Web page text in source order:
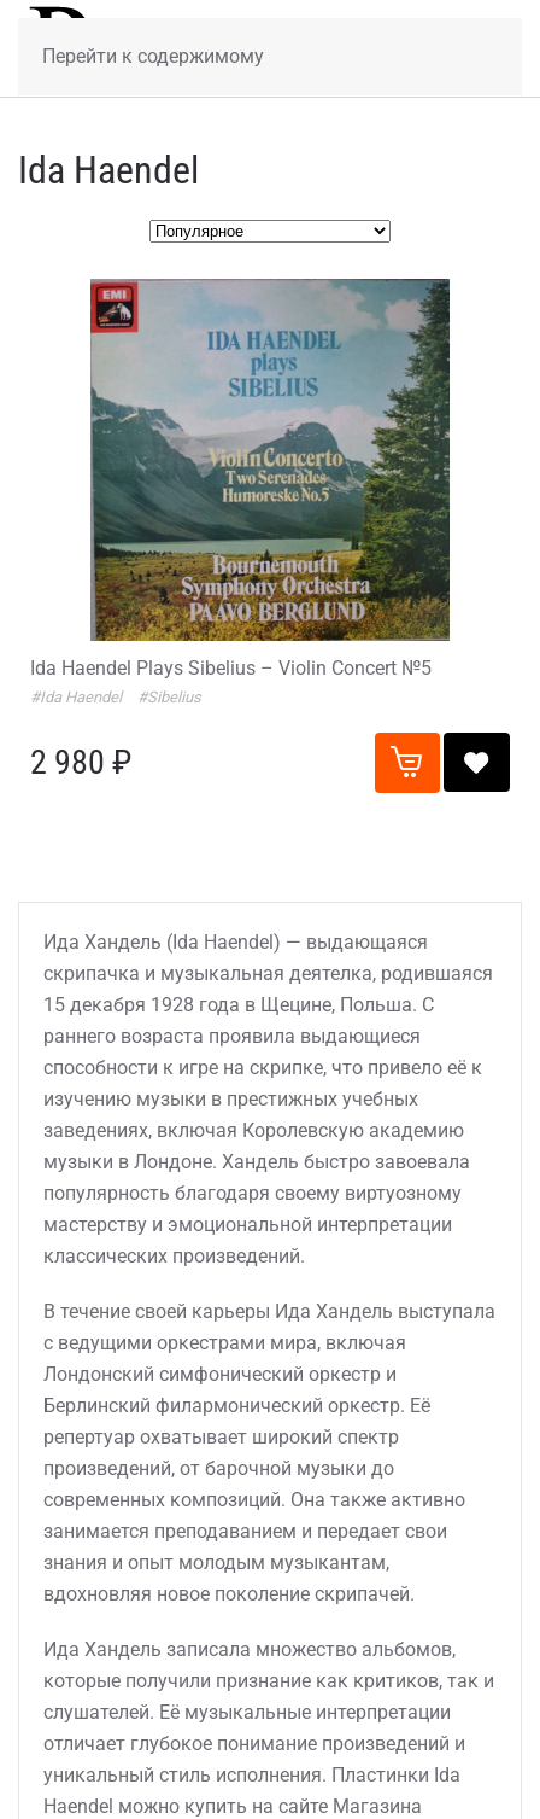
Перейти к содержимому
Ida Haendel
Ida Haendel Plays Sibelius – Violin Concert №5
#Ida Haendel #Sibelius
2 980 ₽
Ида Хандель (Ida Haendel) — выдающаяся
скрипачка и музыкальная деятелка, родившаяся
15 декабря 1928 года в Щецине, Польша. С
раннего возраста проявила выдающиеся
способности к игре на скрипке, что привело её к
изучению музыки в престижных учебных
заведениях, включая Королевскую академию
музыки в Лондоне. Хандель быстро завоевала
популярность благодаря своему виртуозному
мастерству и эмоциональной интерпретации
классических произведений.
В течение своей карьеры Ида Хандель выступала
с ведущими оркестрами мира, включая
Лондонский симфонический оркестр и
Берлинский филармонический оркестр. Её
репертуар охватывает широкий спектр
произведений, от барочной музыки до
современных композиций. Она также активно
занимается преподаванием и передает свои
знания и опыт молодым музыкантам,
вдохновляя новое поколение скрипачей.
Ида Хандель записала множество альбомов,
которые получили признание как критиков, так и
слушателей. Её музыкальные интерпретации
отличает глубокое понимание произведений и
уникальный стиль исполнения. Пластинки Ida
Haendel можно купить на сайте Магазина